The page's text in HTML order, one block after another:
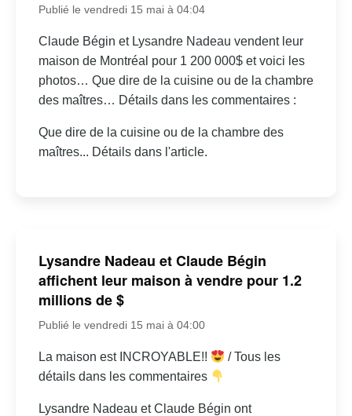
Publié le vendredi 15 mai à 04:04
Claude Bégin et Lysandre Nadeau vendent leur
maison de Montréal pour 1 200 000$ et voici les
photos… Que dire de la cuisine ou de la chambre
des maîtres… Détails dans les commentaires :
Que dire de la cuisine ou de la chambre des
maîtres... Détails dans l'article.
Lysandre Nadeau et Claude Bégin
affichent leur maison à vendre pour 1.2
millions de $
Publié le vendredi 15 mai à 04:00
La maison est INCROYABLE!!
/ Tous les
détails dans les commentaires
Lysandre Nadeau et Claude Bégin ont